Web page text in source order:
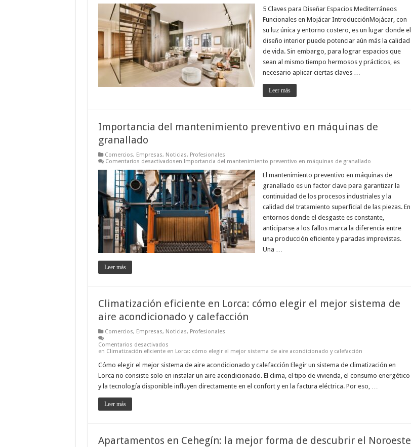
5 Claves para Diseñar Espacios Mediterráneos
Funcionales en Mojácar IntroducciónMojácar, con
su luz única y entorno costero, es un lugar donde el
diseño interior puede potenciar aún más la calidad
de vida. Sin embargo, para lograr espacios que
sean al mismo tiempo hermosos y prácticos, es
necesario aplicar ciertas claves …
Leer más
Importancia del mantenimiento preventivo en máquinas de
granallado
Comercios, Empresas, Noticias, Profesionales
Comentarios desactivadosen Importancia del mantenimiento preventivo en máquinas de granallado
El mantenimiento preventivo en máquinas de
granallado es un factor clave para garantizar la
continuidad de los procesos industriales y la
calidad del tratamiento superficial de las piezas. En
entornos donde el desgaste es constante,
anticiparse a los fallos marca la diferencia entre
una producción eficiente y paradas imprevistas.
Una …
Leer más
Climatización eficiente en Lorca: cómo elegir el mejor sistema de
aire acondicionado y calefacción
Comercios, Empresas, Noticias, Profesionales
Comentarios desactivados
en Climatización eficiente en Lorca: cómo elegir el mejor sistema de aire acondicionado y calefacción
Cómo elegir el mejor sistema de aire acondicionado y calefacción Elegir un sistema de climatización en
Lorca no consiste solo en instalar un aire acondicionado. El clima, el tipo de vivienda, el consumo energético
y la tecnología disponible influyen directamente en el confort y en la factura eléctrica. Por eso, …
Leer más
Apartamentos en Cehegín: la mejor forma de descubrir el Noroeste